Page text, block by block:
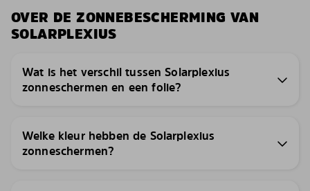
OVER DE ZONNEBESCHERMING VAN
SOLARPLEXIUS
Wat is het verschil tussen Solarplexius
zonneschermen en een folie?
Welke kleur hebben de Solarplexius
zonneschermen?